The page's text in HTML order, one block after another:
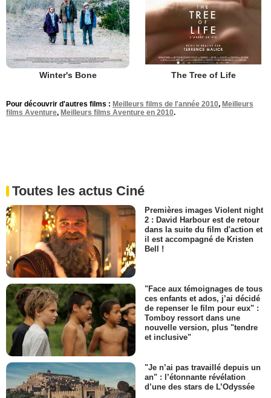
Winter's Bone The Tree of Life
Pour découvrir d'autres films : Meilleurs films de l'année 2010, Meilleurs
films Aventure, Meilleurs films Aventure en 2010.
Toutes les actus Ciné
Premières images Violent night
2 : David Harbour est de retour
dans la suite du film d'action et
il est accompagné de Kristen
Bell !
"Face aux témoignages de tous
ces enfants et ados, j’ai décidé
de repenser le film pour eux" :
Tomboy ressort dans une
nouvelle version, plus "tendre
et inclusive"
"Je n’ai pas travaillé depuis un
an" : l’étonnante révélation
d’une des stars de L’Odyssée